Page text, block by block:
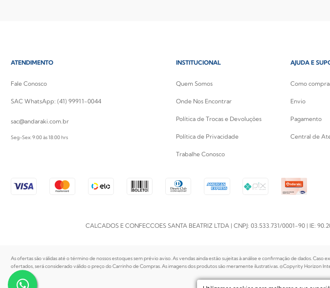
ATENDIMENTO
Fale Conosco
SAC WhatsApp: (41) 99911-0044
sac@andaraki.com.br
Seg-Sex: 9:00 às 18:00 hrs
INSTITUCIONAL
Quem Somos
Onde Nos Encontrar
Política de Trocas e Devoluções
Política de Privacidade
Trabalhe Conosco
AJUDA E
Como
Envio
Pagamento
Central de
CALCADOS E CONFECCOES SANTA BEATRIZ LTDA | CNPJ: 03.533.731/0001-90 | IE:
As ofertas são válidas até o término de nossos estoques sem prévio aviso. As vendas ainda estão sujeitas à análise e confirmação de dados. Caso
ofertados, será considerado válido o preço do Carrinho de Compras. As imagens dos produtos são meramente ilustrativas. ©Copyrity Horizon